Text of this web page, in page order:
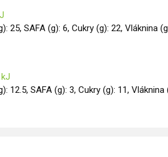
25, SAFA (g): 6, Cukry (g): 22, Vláknina
12.5, SAFA (g): 3, Cukry (g): 11, Vláknina